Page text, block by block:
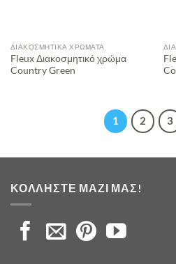
ΔΙΑΚΟΣΜΗΤΙΚΆ ΧΡΏΜΑΤΑ
Fleux Διακοσμητικό χρώμα
Country Green
1 2 3
ΚΟΛΛΉΣΤΕ ΜΑΖΊ ΜΑΣ!